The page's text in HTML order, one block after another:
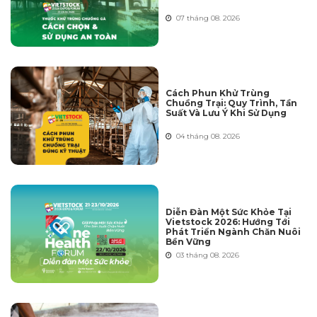
07 tháng 08. 2026
Cách Phun Khử Trùng
Chuồng Trại: Quy Trình, Tần
Suất Và Lưu Ý Khi Sử Dụng
04 tháng 08. 2026
Diễn Đàn Một Sức Khỏe Tại
Vietstock 2026: Hướng Tới
Phát Triển Ngành Chăn Nuôi
Bền Vững
03 tháng 08. 2026